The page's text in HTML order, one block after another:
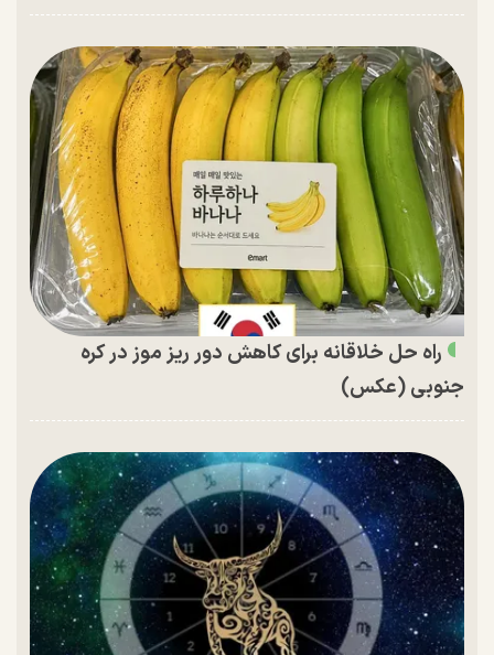
راه حل خلاقانه برای کاهش دور ریز موز در کره
جنوبی (عکس)